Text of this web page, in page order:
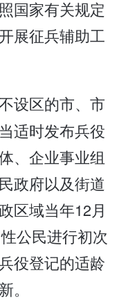
国家有关规定
展征兵辅助工
设区的市、市
适时发布兵役
、企业事业组
政府以及街道
区域当年12月
公民进行初次
役登记的适龄
。